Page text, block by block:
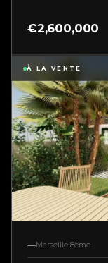
€2,600,000
À LA VENTE
Marseille 8ème